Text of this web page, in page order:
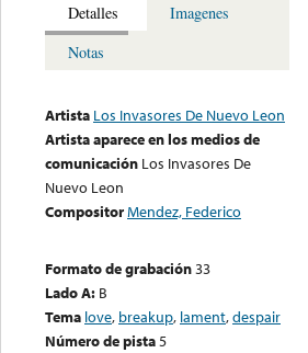
Detalles
Imagenes
Notas
Artista Los Invasores De Nuevo Leon
Artista aparece en los medios de
comunicación Los Invasores De
Nuevo Leon
CompositorMendez, Federico
Formato de grabación33
Lado A: B
Tema love, breakup, lament,despair
Número de pista5